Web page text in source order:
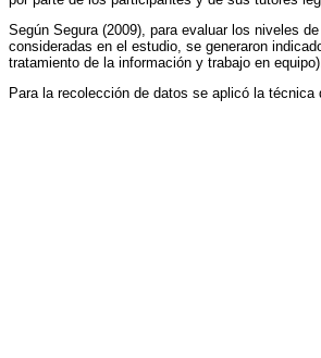
Según Segura (2009), para evaluar los niveles
consideradas en el estudio, se generaron
tratamiento de la información y trabajo en
Para la recolección de datos se aplicó la